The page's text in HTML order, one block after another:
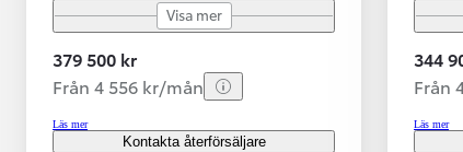
Visa mer
379 500 kr
Från 4 556 kr/mån
Läs mer
Kontakta återförsäljare
344
Från
Läs mer